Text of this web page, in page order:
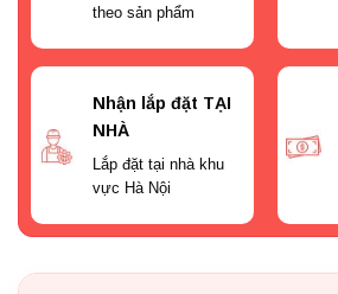
theo sản phẩm
Nhận lắp đặt TẠI
NHÀ
Lắp đặt tại nhà khu
vực Hà Nội